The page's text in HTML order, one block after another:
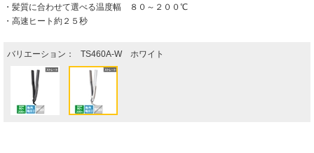
・髪質に合わせて選べる温度幅 ８０～２００℃
・高速ヒート約２５秒
バリエーション： TS460A-W ホワイト